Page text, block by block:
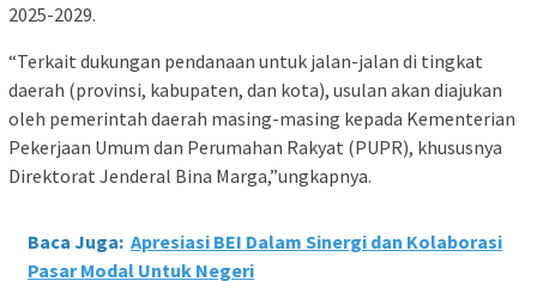
2025-2029.
“Terkait dukungan pendanaan untuk jalan-jalan di tingkat
daerah (provinsi, kabupaten, dan kota), usulan akan diajukan
oleh pemerintah daerah masing-masing kepada Kementerian
Pekerjaan Umum dan Perumahan Rakyat (PUPR), khususnya
Direktorat Jenderal Bina Marga,”ungkapnya.
Baca Juga: Apresiasi BEI Dalam Sinergi dan Kolaborasi
Pasar Modal Untuk Negeri